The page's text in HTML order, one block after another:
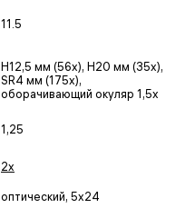
11.5
H12,5 мм (56х), H20 мм (35х),
SR4 мм (175х),
оборачивающий окуляр 1,5x
1,25
2х
оптический, 5x24